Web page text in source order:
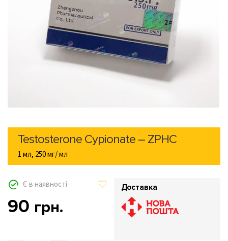
Доставка
Testosterone Cypionate – ZPHC
1 мл, 250 мг/ мл
Є в наявності
90 грн.